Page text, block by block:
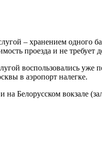
– хранением одного
проезда и не требует
воспользовались уже
в аэропорт налегке.
на Белорусском вокзале